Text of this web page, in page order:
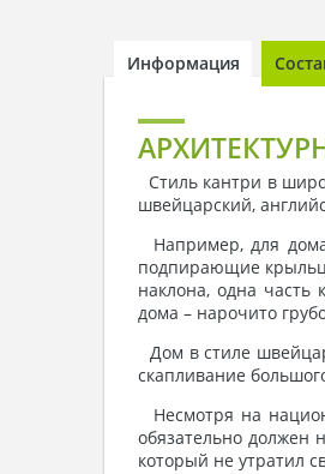
Информация
Стиль кантри в
швейцарский,
Например, для
подпирающие
наклона, одна часть
дома – нарочито
Дом в стиле
скапливание
Несмотря на
обязательно должен
который не утратил